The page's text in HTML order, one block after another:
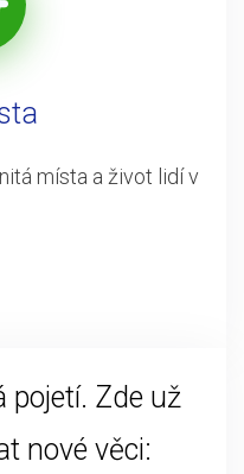
místa a život lidí v
pojetí. Zde už
nové věci: